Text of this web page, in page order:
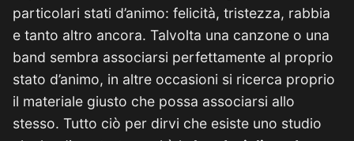
particolari stati d’animo: felicità, tristezza, rabbia
e tanto altro ancora. Talvolta una canzone o una
band sembra associarsi perfettamente al proprio
stato d’animo, in altre occasioni si ricerca proprio
il materiale giusto che possa associarsi allo
stesso. Tutto ciò per dirvi che esiste uno studio